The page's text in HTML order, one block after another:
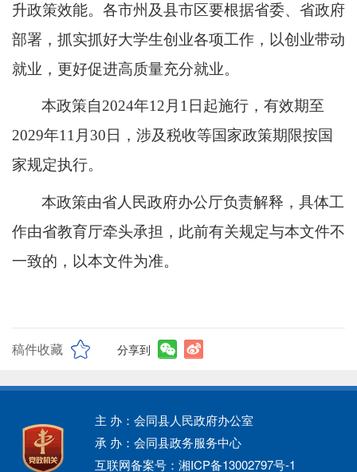
升政策效能。各市州及县市区要根据省委、省政府
部署，抓实抓好大学生创业各项工作，以创业带动
就业，更好促进高质量充分就业。
本政策自2024年12月1日起施行，有效期至
2029年11月30日，涉及税收等国家政策期限按国
家规定执行。
本政策由省人民政府办公厅负责解释，具体工
作由省教育厅牵头承担，此前有关规定与本文件不
一致的，以本文件为准。
稿件收藏 分享到
主 办：会同县人民政府办公室
承 办：会同县政务服务中心
互联网备案号：湘ICP备13002797号-1